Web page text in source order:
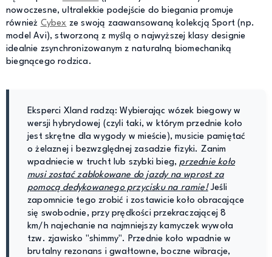
nowoczesne, ultralekkie podejście do biegania promuje
również Cybex ze swoją zaawansowaną kolekcją Sport (np.
model Avi), stworzoną z myślą o najwyższej klasy designie
idealnie zsynchronizowanym z naturalną biomechaniką
biegnącego rodzica.
Eksperci Xland radzą: Wybierając wózek biegowy w
wersji hybrydowej (czyli taki, w którym przednie koło
jest skrętne dla wygody w mieście), musicie pamiętać
o żelaznej i bezwzględnej zasadzie fizyki. Zanim
wpadniecie w trucht lub szybki bieg, przednie koło
musi zostać zablokowane do jazdy na wprost za
pomocą dedykowanego przycisku na ramie!Jeśli
zapomnicie tego zrobić i zostawicie koło obracające
się swobodnie, przy prędkości przekraczającej 8
km/h najechanie na najmniejszy kamyczek wywoła
tzw. zjawisko "shimmy". Przednie koło wpadnie w
brutalny rezonans i gwałtowne, boczne wibracje,